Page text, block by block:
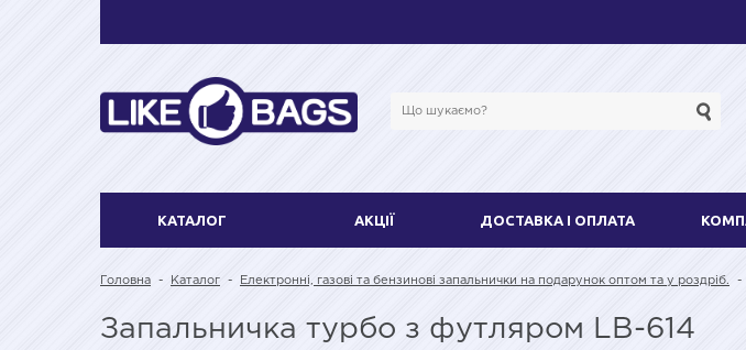
КАТАЛОГ АКЦІЇ ДОСТАВКА І ОПЛАТА
Головна - Каталог - Електронні, газові та бензинові запальнички на подарунок оптом та у роздріб. -
Запальничка турбо з футляром LB-614